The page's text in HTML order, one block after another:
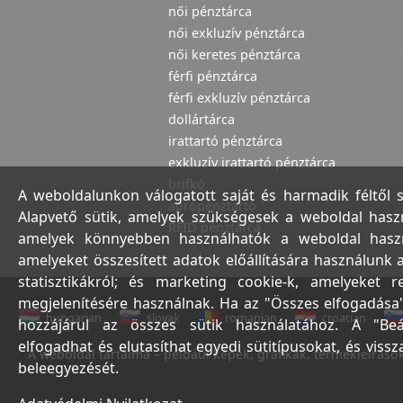
női pénztárca
női exkluzív pénztárca
női keretes pénztárca
férfi pénztárca
férfi exkluzív pénztárca
dollártárca
irattartó pénztárca
exkluzív irattartó pénztárca
brifkó
aprópénztartó
RFID pénztárca
hungarian slovak romanian croatian
A weboldal tartalma – például képek, grafikák,
A weboldalunkon válogatott saját és harmadik féltől
Alapvető sütik, amelyek szükségesek a weboldal
amelyek könnyebben használhatók a weboldal
amelyeket összesített adatok előállítására használunk
statisztikákról; és marketing cookie-k, amelyeket
megjelenítésére használnak. Ha az "Összes
hozzájárul az összes sütik használatához. A
elfogadhat és elutasíthat egyedi sütitípusokat, és
beleegyezését.